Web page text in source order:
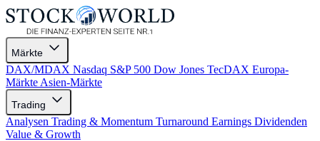
Märkte
DAX/MDAX Nasdaq S&P 500 Dow Jones TecDAX Europa-
Märkte Asien-Märkte
Trading
Analysen Trading & Momentum Turnaround Earnings Dividenden
Value & Growth